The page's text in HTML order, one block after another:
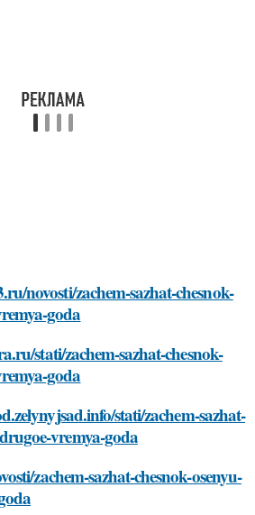
novosti/zachem-sazhat-chesnok-
goda
stati/zachem-sazhat-chesnok-
goda
stati/zachem-sazhat-
vremya-goda
zachem-sazhat-chesnok-osenyu-